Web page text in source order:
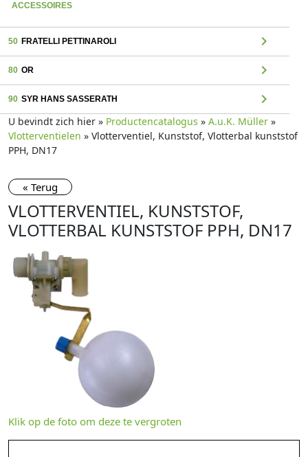
ACCESSOIRES
50 FRATELLI PETTINAROLI chevron_right
80 OR chevron_right
90 SYR HANS SASSERATH chevron_right
U bevindt zich hier » Productencatalogus » A.u.K. Müller »
Vlotterventielen » Vlotterventiel, Kunststof, Vlotterbal kunststof
PPH, DN17
« Terug
VLOTTERVENTIEL, KUNSTSTOF,
VLOTTERBAL KUNSTSTOF PPH, DN17
Klik op de foto om deze te vergroten